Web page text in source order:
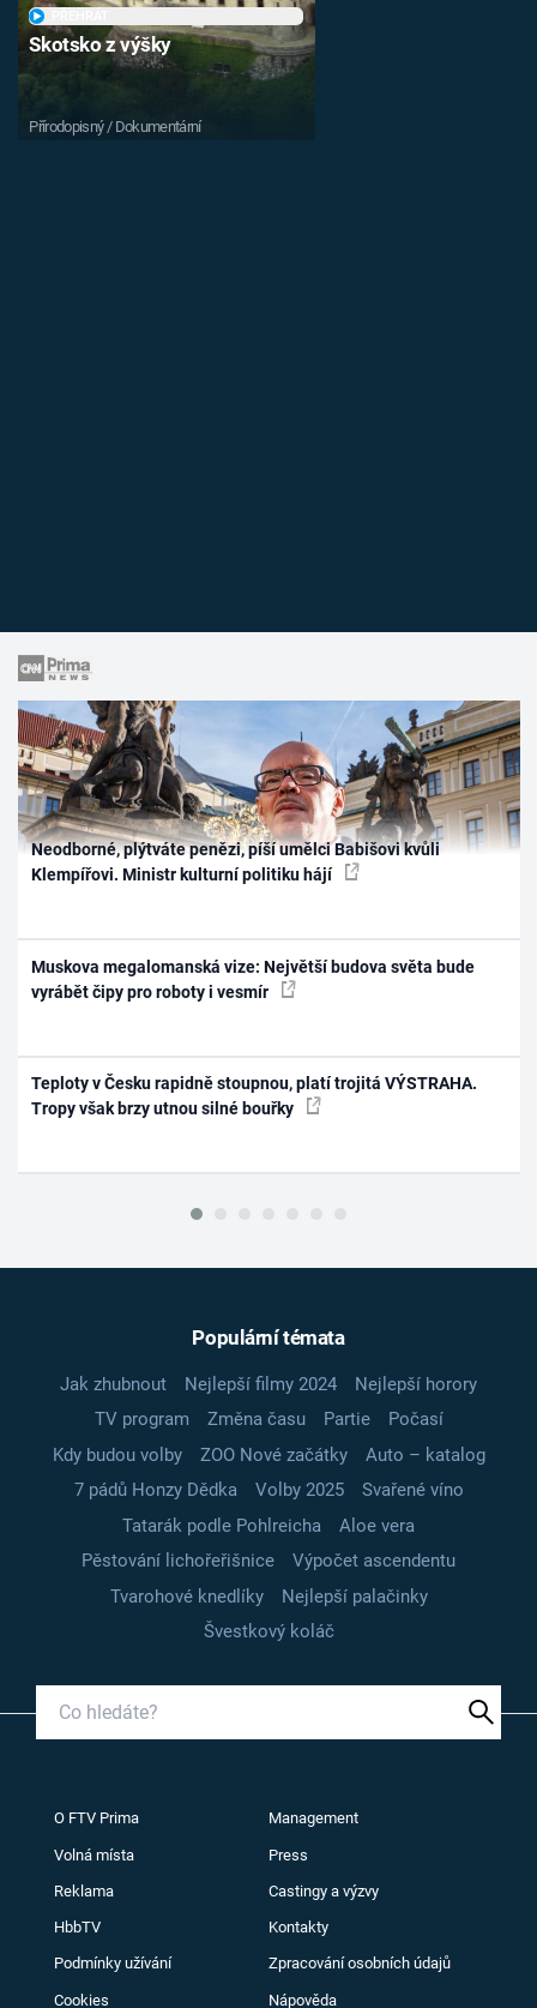
Skotsko z výšky
Přírodopisný / Dokumentární
Neodborné, plýtváte penězi, píší umělci Babišovi kvůli
Klempířovi. Ministr kulturní politiku hájí
Muskova megalomanská vize: Největší budova světa bude
vyrábět čipy pro roboty i vesmír
Teploty v Česku rapidně stoupnou, platí trojitá VÝSTRAHA.
Tropy však brzy utnou silné bouřky
Populární témata
Jak zhubnout Nejlepší filmy 2024
Nejlepší horory
TV program
Změna času Partie
Počasí
Kdy budou volby
ZOO Nové začátky
Auto – katalog
7 pádů Honzy Dědka
Volby 2025
Svařené víno
Tatarák podle Pohlreicha
Aloe vera
Pěstování lichořeřišnice
Výpočet ascendentu
Tvarohové knedlíky
Nejlepší palačinky
Švestkový koláč
O FTV Prima Management
Volná místa Press
Reklama Castingy a výzvy
HbbTV Kontakty
Podmínky užívání Zpracování osobních údajů
Cookies Nápověda